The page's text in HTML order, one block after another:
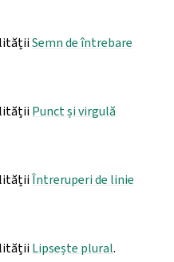
Semn de întrebare
Punct și virgulă
Întreruperi de linie
Lipsește plural.